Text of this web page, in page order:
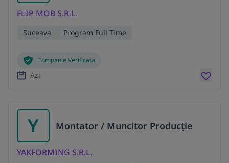
FLIP MOB S.R.L.
Suceava Program Full Time
Companie Verificata
Azi
Y Montator / Muncitor Producție
YAKFORMING S.R.L.